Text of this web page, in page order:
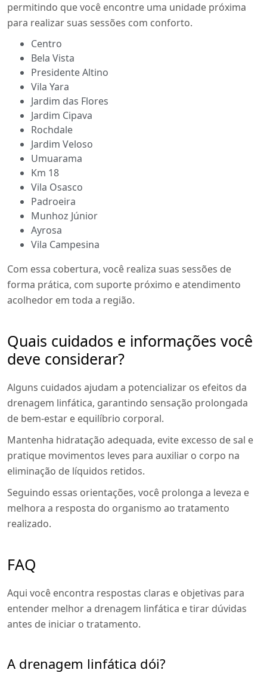
permitindo que você encontre uma unidade próxima
para realizar suas sessões com conforto.
Centro
Bela Vista
Presidente Altino
Vila Yara
Jardim das Flores
Jardim Cipava
Rochdale
Jardim Veloso
Umuarama
Km 18
Vila Osasco
Padroeira
Munhoz Júnior
Ayrosa
Vila Campesina
Com essa cobertura, você realiza suas sessões de
forma prática, com suporte próximo e atendimento
acolhedor em toda a região.
Quais cuidados e informações você
deve considerar?
Alguns cuidados ajudam a potencializar os efeitos da
drenagem linfática, garantindo sensação prolongada
de bem-estar e equilíbrio corporal.
Mantenha hidratação adequada, evite excesso de sal e
pratique movimentos leves para auxiliar o corpo na
eliminação de líquidos retidos.
Seguindo essas orientações, você prolonga a leveza e
melhora a resposta do organismo ao tratamento
realizado.
FAQ
Aqui você encontra respostas claras e objetivas para
entender melhor a drenagem linfática e tirar dúvidas
antes de iniciar o tratamento.
A drenagem linfática dói?